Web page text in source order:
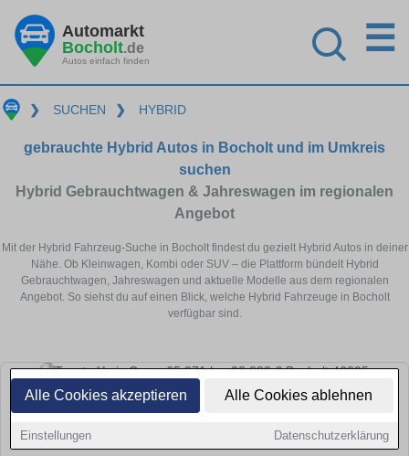
Alle Cookies akzeptieren Alle Cookies ablehnen
Einstellungen Datenschutzerklärung
Automarkt
Bocholt.de
Autos einfach finden
☰
❯ SUCHEN ❯ HYBRID
gebrauchte Hybrid Autos in Bocholt und im Umkreis
suchen
Hybrid Gebrauchtwagen & Jahreswagen im regionalen
Angebot
Mit der Hybrid Fahrzeug-Suche in Bocholt findest du gezielt Hybrid Autos in deiner
Nähe. Ob Kleinwagen, Kombi oder SUV – die Plattform bündelt Hybrid
Gebrauchtwagen, Jahreswagen und aktuelle Modelle aus dem regionalen
Angebot. So siehst du auf einen Blick, welche Hybrid Fahrzeuge in Bocholt
verfügbar sind.